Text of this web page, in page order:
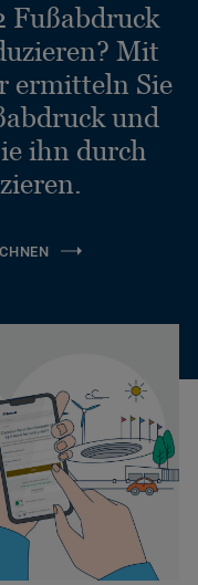
Fußabdruck
Mit
ermitteln Sie
und
ihn durch